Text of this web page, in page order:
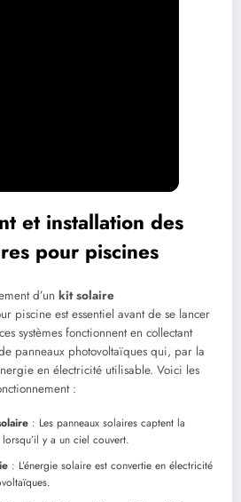
et installation des
pour piscines
d’un kit solaire
piscine est essentiel avant de se lancer
systèmes fonctionnent en collectant
panneaux photovoltaïques qui, par la
en électricité utilisable. Voici les
:
: Les panneaux solaires captent la
y a un ciel couvert.
: L’énergie solaire est convertie en électricité